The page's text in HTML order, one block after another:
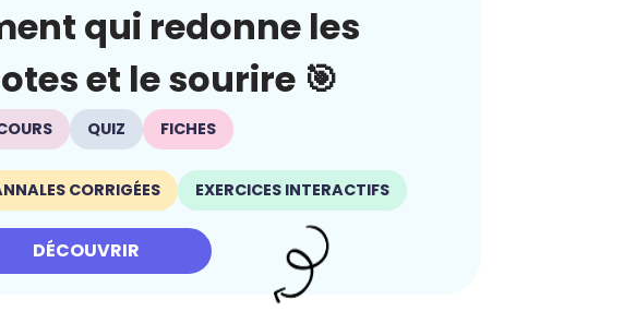
qui redonne les
et le sourire 🎯
QUIZ FICHES
CORRIGÉES EXERCICES INTERACTIFS
DÉCOUVRIR